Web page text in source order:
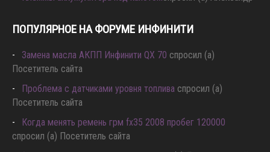
спросил (а) Александр
ПОПУЛЯРНОЕ НА ФОРУМЕ ИНФИНИТИ
Замена масла АКПП Инфинити QX 70
спросил (а)
Проблема с датчиками уровня топлива
спросил (а)
Когда менять ремень грм fx35 2008 пробег 120000
спросил (а) Посетитель сайта